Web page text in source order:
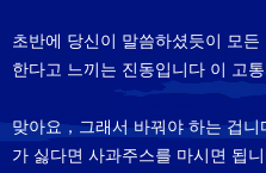
초반에 당신이 말씀하셨듯이 모
한다고 느끼는 진동입니다 이 고
맞아요，그래서 바꿔야 하는 겁
가 싫다면 사과주스를 마시면 됩